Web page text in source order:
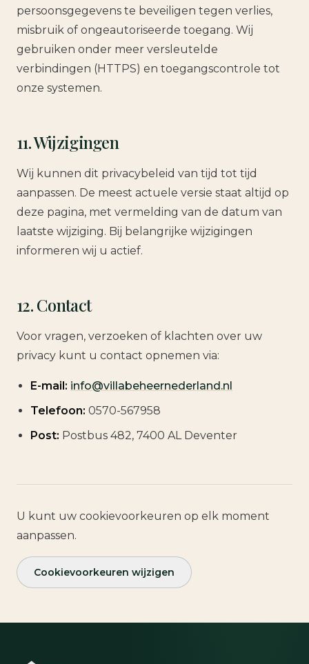
persoonsgegevens te beveiligen tegen verlies,
misbruik of ongeautoriseerde toegang. Wij
gebruiken onder meer versleutelde
verbindingen (HTTPS) en toegangscontrole tot
onze systemen.
11. Wijzigingen
Wij kunnen dit privacybeleid van tijd tot tijd
aanpassen. De meest actuele versie staat altijd op
deze pagina, met vermelding van de datum van
laatste wijziging. Bij belangrijke wijzigingen
informeren wij u actief.
12. Contact
Voor vragen, verzoeken of klachten over uw
privacy kunt u contact opnemen via:
E-mail: info@villabeheernederland.nl
Telefoon: 0570-567958
Post: Postbus 482, 7400 AL Deventer
U kunt uw cookievoorkeuren op elk moment
aanpassen.
Cookievoorkeuren wijzigen